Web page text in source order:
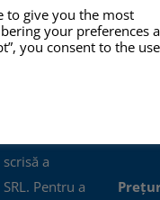
sau
permisă
a
Pentru a
to give you the most
your preferences
you consent to the